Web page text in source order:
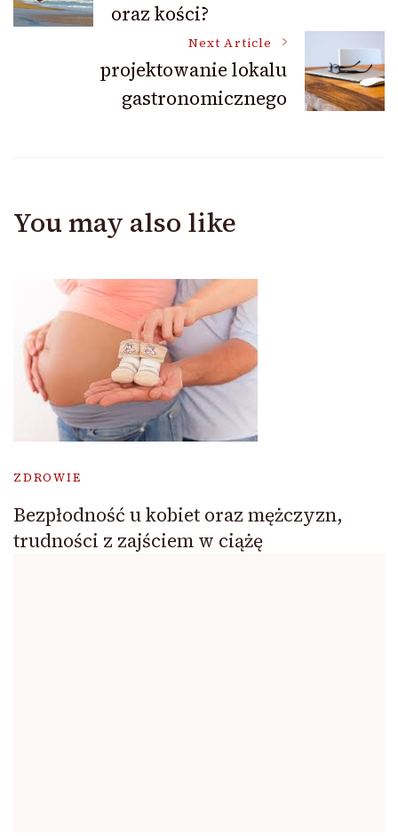
Navigation
oraz kości?
Next Article
projektowanie lokalu
gastronomicznego
You may also like
ZDROWIE
Bezpłodność u kobiet oraz mężczyzn,
trudności z zajściem w ciążę